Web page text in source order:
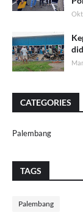
CATEGORIES
Palembang
TAGS
Palembang